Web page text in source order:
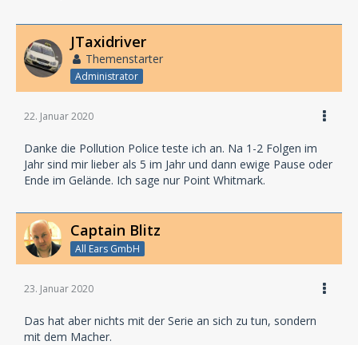
JTaxidriver
Themenstarter
Administrator
22. Januar 2020
Danke die Pollution Police teste ich an. Na 1-2 Folgen im
Jahr sind mir lieber als 5 im Jahr und dann ewige Pause oder
Ende im Gelände. Ich sage nur Point Whitmark.
Captain Blitz
All Ears GmbH
23. Januar 2020
Das hat aber nichts mit der Serie an sich zu tun, sondern
mit dem Macher.